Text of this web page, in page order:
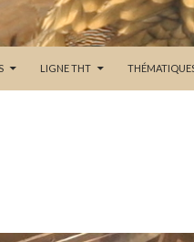
LIGNE THT